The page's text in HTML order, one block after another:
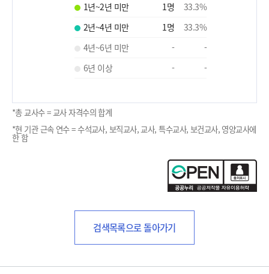
1년~2년 미만
1명 33.3%
2년~4년 미만
1명 33.3%
4년~6년 미만
-
-
6년 이상
- -
*총 교사수 = 교사 자격수의 합계
*현 기관 근속 연수 = 수석교사, 보직교사, 교사, 특수교사, 보건교사, 영양교사에
한 함
검색목록으로 돌아가기